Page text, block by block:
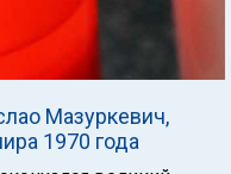
Мазуркевич,
1970 года